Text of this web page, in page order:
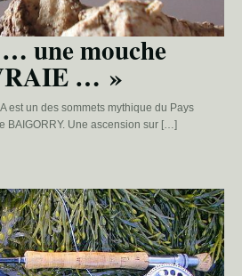
une mouche
… »
est un des sommets mythique du Pays
BAIGORRY. Une ascension sur […]